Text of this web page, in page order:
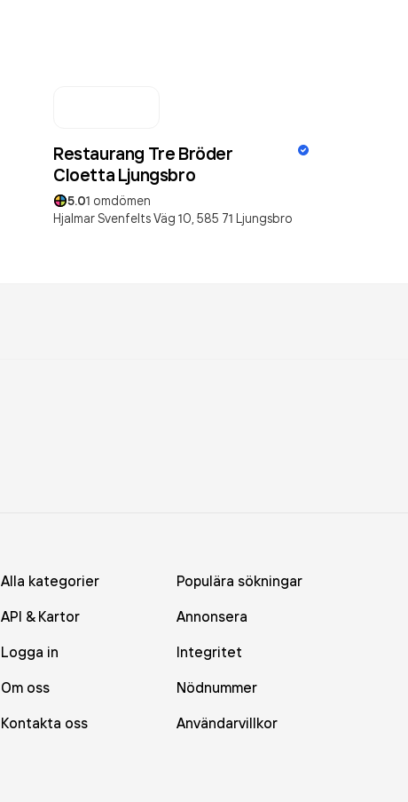
Restaurang Tre Bröder
Cloetta Ljungsbro
5.01 omdömen
Hjalmar Svenfelts Väg 10, 585 71 Ljungsbro
Alla kategorier
Populära sökningar
API & Kartor
Annonsera
Logga in
Integritet
Om oss
Nödnummer
Kontakta oss
Användarvillkor